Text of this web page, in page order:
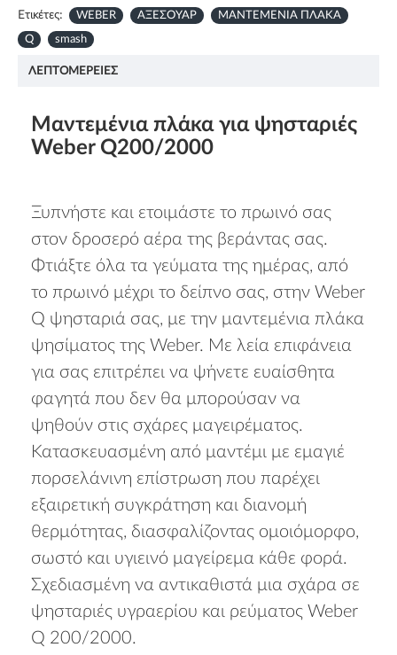
Ετικέτες: WEBER ΑΞΕΣΟΥΑΡ ΜΑΝΤΕΜΕΝΙΑ ΠΛΑΚΑ
Q smash
ΛΕΠΤΟΜΈΡΕΙΕΣ
Μαντεμένια πλάκα για ψησταριές
Weber Q200/2000
Ξυπνήστε και ετοιμάστε το πρωινό σας
στον δροσερό αέρα της βεράντας σας.
Φτιάξτε όλα τα γεύματα της ημέρας, από
το πρωινό μέχρι το δείπνο σας, στην Weber
Q ψησταριά σας, με την μαντεμένια πλάκα
ψησίματος της Weber. Με λεία επιφάνεια
για σας επιτρέπει να ψήνετε ευαίσθητα
φαγητά που δεν θα μπορούσαν να
ψηθούν στις σχάρες μαγειρέματος.
Κατασκευασμένη από μαντέμι με εμαγιέ
πορσελάνινη επίστρωση που παρέχει
εξαιρετική συγκράτηση και διανομή
θερμότητας, διασφαλίζοντας ομοιόμορφο,
σωστό και υγιεινό μαγείρεμα κάθε φορά.
Σχεδιασμένη να αντικαθιστά μια σχάρα σε
ψησταριές υγραερίου και ρεύματος Weber
Q 200/2000.